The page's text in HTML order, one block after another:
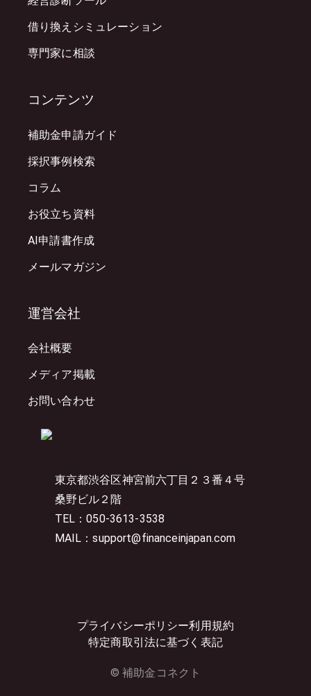
東京都渋谷区神宮前六丁目２３番４号
桑野ビル２階
TEL：050-3613-3538
MAIL：support@financeinjapan.com
プライバシーポリシー利用規約
特定商取引法に基づく表記
© 補助金コネクト
借り換えシミュレーション
専門家に相談
コンテンツ
補助金申請ガイド
採択事例検索
コラム
お役立ち資料
AI申請書作成
メールマガジン
運営会社
会社概要
メディア掲載
お問い合わせ